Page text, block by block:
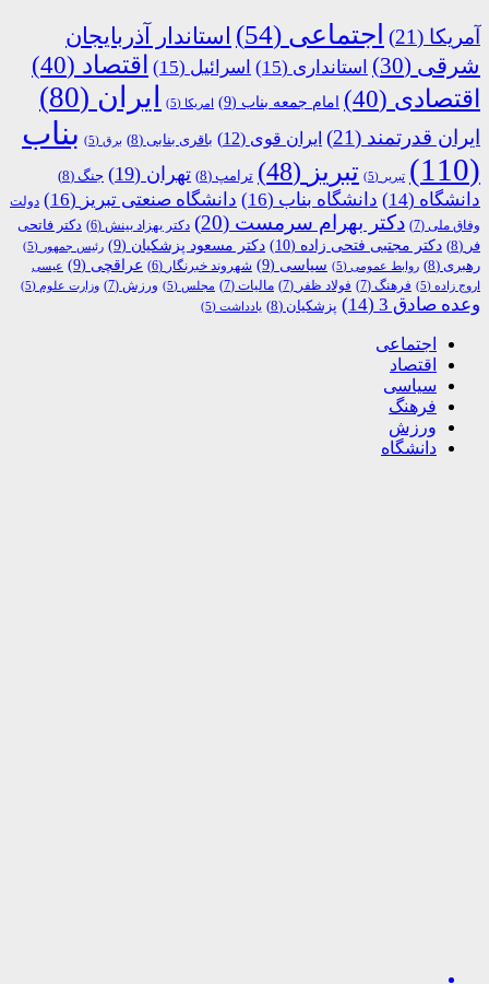
آمریکا (21) اجتماعی (54)
استاندار آذربایجان
شرقی (30) استانداری (15) اسرائیل (15) اقتصاد (40)
اقتصادی (40) امام جمعه بناب (9) امریکا (5) ایران (80)
ایران قدرتمند (21) ایران قوی (12) باقری بنابی (8) برق (5)
بناب
(110)
تبریر (5) تبریز (48) ترامپ (8) تهران (19) جنگ (8)
دانشگاه (14) دانشگاه بناب (16) دانشگاه صنعتی تبریز (16)
دولت
وفاق ملی (7) دکتر بهرام سرمست (20) دکتر بهزاد بینش (6)
دکتر فاتحی
فر (8) دکتر مجتبی فتحی زاده (10) دکتر مسعود پزشکیان (9) رئیس جمهور (5)
رهبری (8) روابط عمومی (5) سیاسی (9) شهروند خبرنگار (6) عراقچی (9)
عیسی
اروج زاده (5) فرهنگ (7) فولاد ظفر (7) مالیات (7) مجلس (5) ورزش (7) وزارت علوم (5)
وعده صادق 3 (14) پزشکیان (8) یادداشت (5)
اجتماعی
اقتصاد
سیاسی
فرهنگ
ورزش
دانشگاه